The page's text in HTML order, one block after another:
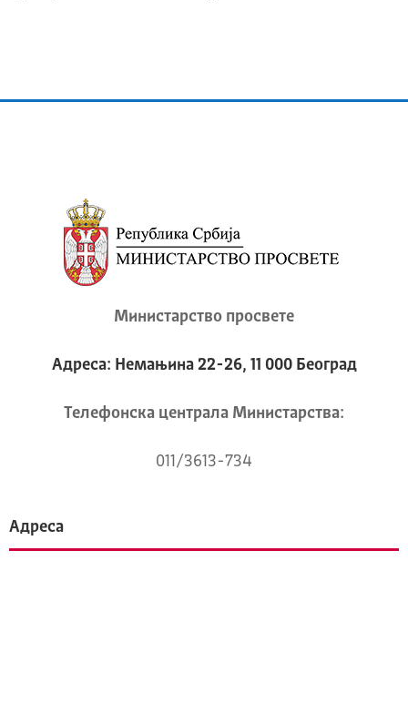
Министарство просвете
Адреса: Немањина 22-26, 11 000 Београд
Телeфонска централа Mинистарства:
011/3613-734
Адреса